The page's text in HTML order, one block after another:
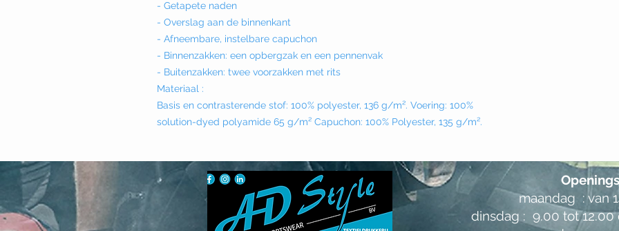
- Getapete naden
- Overslag aan de binnenkant
- Afneembare, instelbare capuchon
- Binnenzakken: een opbergzak en een pennenvak
- Buitenzakken: twee voorzakken met rits
Materiaal :
Basis en contrasterende stof: 100% polyester, 136 g/m². Voering: 100%
solution-dyed polyamide 65 g/m² Capuchon: 100% Polyester, 135 g/m².
maandag : van
dinsdag : 9.00 tot 12.00